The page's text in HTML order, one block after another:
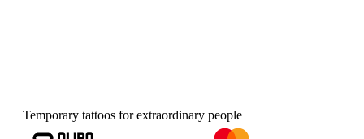
Temporary tattoos for extraordinary people